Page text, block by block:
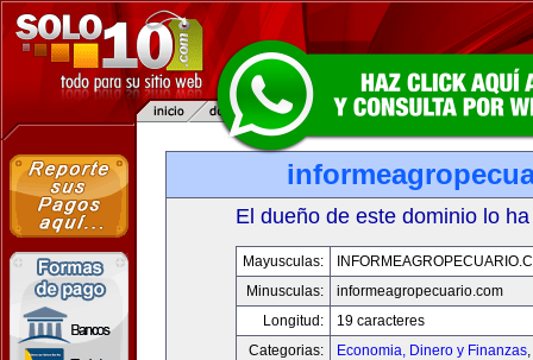
El dueño de este dominio lo
Mayusculas:
Minusculas:
informeagropecuario.com
Longitud:
19 caracteres
Categorias:
Economia, Dinero y Finanzas,